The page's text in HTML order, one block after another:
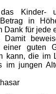
Kinder-
in
Dank für jede
Damit
guten
kann, die im
im jungen